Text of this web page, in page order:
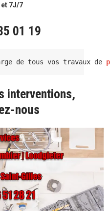
et 7J/7
01 19
de tous vos travaux de
interventions,
nous